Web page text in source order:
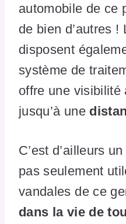
automobile de ce
de bien d’autres
disposent
système de
offre une visibilité
jusqu’à une
C’est d’ailleurs
pas seulement
vandales de ce
dans la vie de